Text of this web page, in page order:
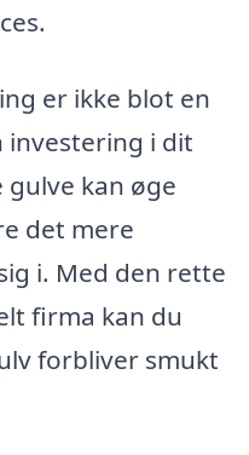
er ikke blot en
investering i dit
gulve kan øge
det mere
i. Med den rette
firma kan du
forbliver smukt